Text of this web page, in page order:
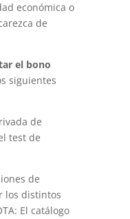
económica o
de
el bono
siguientes
de
test de
de
los distintos
El catálogo